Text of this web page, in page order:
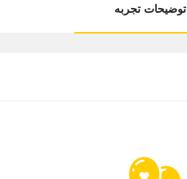
توضیحات تجربه